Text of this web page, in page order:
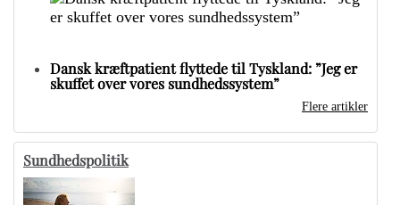
Dansk kræftpatient flyttede til Tyskland: ”Jeg er
skuffet over vores sundhedssystem”
Flere artikler
Sundhedspolitik